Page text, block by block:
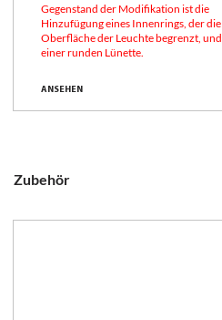
Gegenstand der Modifikation ist die
Hinzufügung eines Innenrings, der die
Oberfläche der Leuchte begrenzt, und
einer runden Lünette.
ANSEHEN
Zubehör